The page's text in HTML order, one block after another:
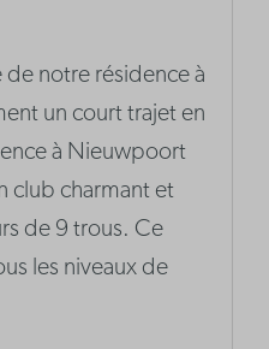
notre résidence à
un court trajet en
à Nieuwpoort
club charmant et
de 9 trous. Ce
les niveaux de